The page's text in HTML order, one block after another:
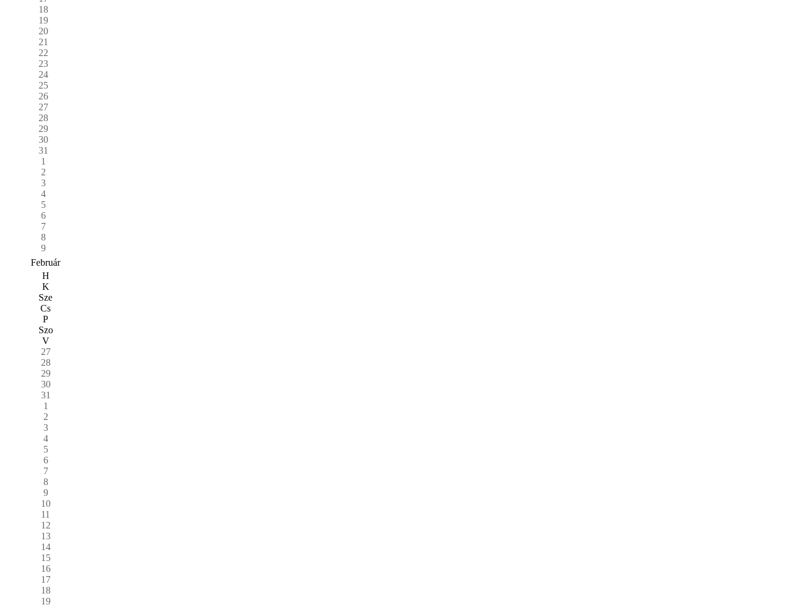
18
19
20
21
22
23
24
25
26
27
28
29
30
31
1
2
3
4
5
6
7
8
9
Február
H
K
Sze
Cs
P
Szo
V
27
28
29
30
31
1
2
3
4
5
6
7
8
9
10
11
12
13
14
15
16
17
18
19